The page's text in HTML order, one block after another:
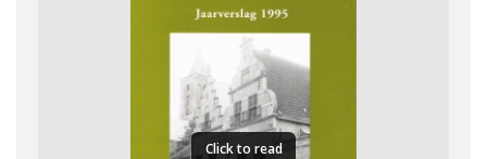
Click to read